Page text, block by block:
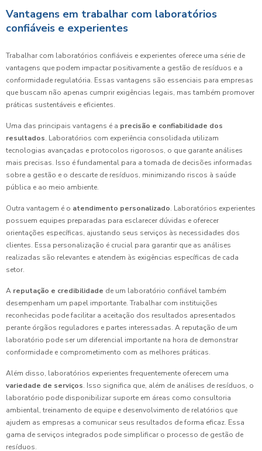
Vantagens em trabalhar com laboratórios
confiáveis e experientes
Trabalhar com laboratórios confiáveis e experientes oferece uma série de
vantagens que podem impactar positivamente a gestão de resíduos e a
conformidade regulatória. Essas vantagens são essenciais para empresas
que buscam não apenas cumprir exigências legais, mas também promover
práticas sustentáveis e eficientes.
Uma das principais vantagens é a precisão e confiabilidade dos
resultados. Laboratórios com experiência consolidada utilizam
tecnologias avançadas e protocolos rigorosos, o que garante análises
mais precisas. Isso é fundamental para a tomada de decisões informadas
sobre a gestão e o descarte de resíduos, minimizando riscos à saúde
pública e ao meio ambiente.
Outra vantagem é o atendimento personalizado. Laboratórios experientes
possuem equipes preparadas para esclarecer dúvidas e oferecer
orientações específicas, ajustando seus serviços às necessidades dos
clientes. Essa personalização é crucial para garantir que as análises
realizadas são relevantes e atendem às exigências específicas de cada
setor.
A reputação e credibilidade de um laboratório confiável também
desempenham um papel importante. Trabalhar com instituições
reconhecidas pode facilitar a aceitação dos resultados apresentados
perante órgãos reguladores e partes interessadas. A reputação de um
laboratório pode ser um diferencial importante na hora de demonstrar
conformidade e comprometimento com as melhores práticas.
Além disso, laboratórios experientes frequentemente oferecem uma
variedade de serviços. Isso significa que, além de análises de resíduos, o
laboratório pode disponibilizar suporte em áreas como consultoria
ambiental, treinamento de equipe e desenvolvimento de relatórios que
ajudem as empresas a comunicar seus resultados de forma eficaz. Essa
gama de serviços integrados pode simplificar o processo de gestão de
resíduos.